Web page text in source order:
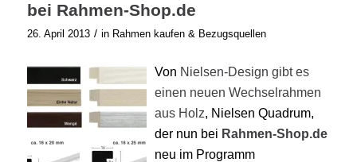
bei Rahmen-Shop.de
26. April 2013 / in Rahmen kaufen & Bezugsquellen
Von Nielsen-Design gibt es
einen neuen Wechselrahmen
aus Holz, Nielsen Quadrum,
der nun bei Rahmen-Shop.de
neu im Programm